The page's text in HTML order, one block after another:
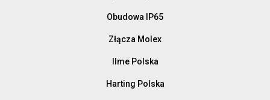
Obudowa IP65
Złącza Molex
Ilme Polska
Harting Polska